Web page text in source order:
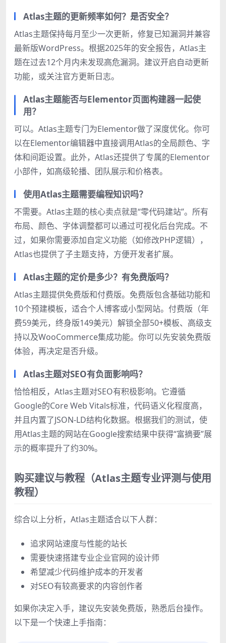
Atlas主题的更新频率如何？是否安全？
Atlas主题保持每月至少一次更新，修复已知漏洞并兼容
最新版WordPress。根据2025年的安全报告，Atlas主
题在过去12个月内未发现高危漏洞。建议开启自动更新
功能，或关注官方更新日志。
Atlas主题能否与Elementor页面构建器一起使
用？
可以。Atlas主题专门为Elementor做了深度优化。你可
以在Elementor编辑器中直接调用Atlas的全局颜色、字
体和间距设置。此外，Atlas还提供了专属的Elementor
小部件，如高级轮播、团队展示和价格表。
使用Atlas主题需要编程知识吗？
不需要。Atlas主题的核心卖点就是“零代码建站”。所有
布局、颜色、字体调整都可以通过可视化后台完成。不
过，如果你需要添加自定义功能（如修改PHP逻辑），
Atlas也提供了子主题支持，方便开发者扩展。
Atlas主题的定价是多少？有免费版吗？
Atlas主题提供免费版和付费版。免费版包含基础功能和
10个预建模板，适合个人博客或小型网站。付费版（年
费59美元，终身版149美元）解锁全部50+模板、高级支
持以及WooCommerce集成功能。你可以先安装免费版
体验，再决定是否升级。
Atlas主题对SEO有负面影响吗？
恰恰相反，Atlas主题对SEO有积极影响。它遵循
Google的Core Web Vitals标准，代码语义化程度高，
并且内置了JSON-LD结构化数据。根据我们的测试，使
用Atlas主题的网站在Google搜索结果中获得“富摘要”展
示的概率提升了约30%。
购买建议与教程（Atlas主题专业评测与使用
教程）
综合以上分析，Atlas主题适合以下人群：
追求网站速度与性能的站长
需要快速搭建专业企业官网的设计师
希望减少代码维护成本的开发者
对SEO有较高要求的内容创作者
如果你决定入手，建议先安装免费版，熟悉后台操作。
以下是一个快速上手指南：